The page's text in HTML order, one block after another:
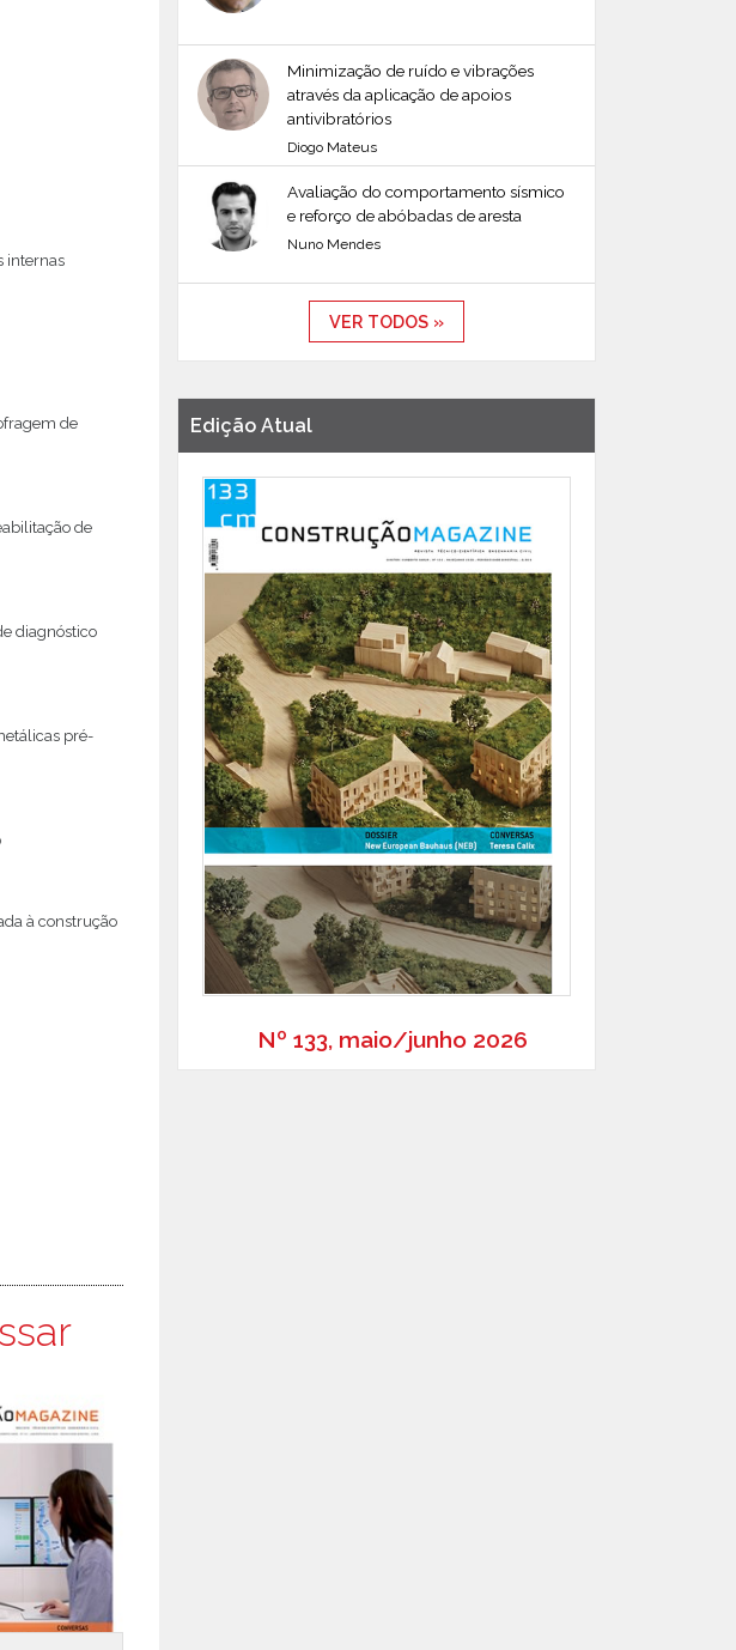
internas
de
de
diagnóstico
pré-
à construção
Minimização de ruído e vibrações
através da aplicação de apoios
antivibratórios
Diogo Mateus
Avaliação do comportamento sísmico
e reforço de abóbadas de aresta
Nuno Mendes
VER TODOS »
Edição Atual
Nº 133, maio/junho 2026